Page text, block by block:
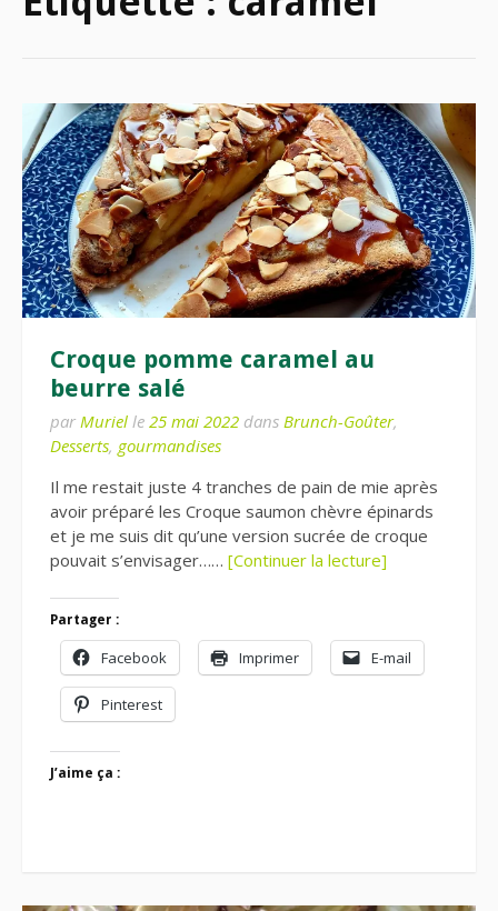
Croque pomme caramel au
beurre salé
par Muriel le 25 mai 2022 dans Brunch-Goûter,
Desserts, gourmandises
Il me restait juste 4 tranches de pain de mie après
avoir préparé les Croque saumon chèvre épinards
et je me suis dit qu’une version sucrée de croque
pouvait s’envisager…… [Continuer la lecture]
Partager :
Facebook Imprimer E-mail
Pinterest
J’aime ça :